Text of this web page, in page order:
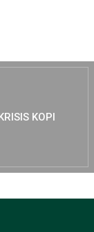
KOPI